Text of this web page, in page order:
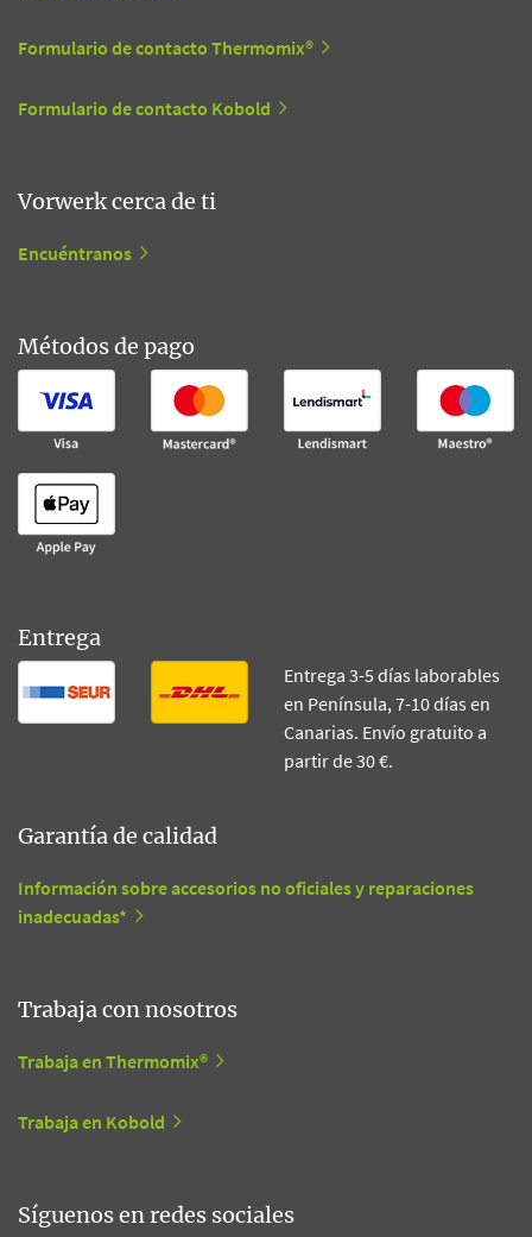
Formulario de contacto Thermomix®
Formulario de contacto Kobold
Vorwerk cerca de ti
Encuéntranos
Métodos de pago
Entrega
Entrega 3-5 días laborables
en Península, 7-10 días en
Canarias. Envío gratuito a
partir de 30 €.
Garantía de calidad
Información sobre accesorios no oficiales y reparaciones
inadecuadas*
Trabaja con nosotros
Trabaja en Thermomix®
Trabaja en Kobold
Síguenos en redes sociales